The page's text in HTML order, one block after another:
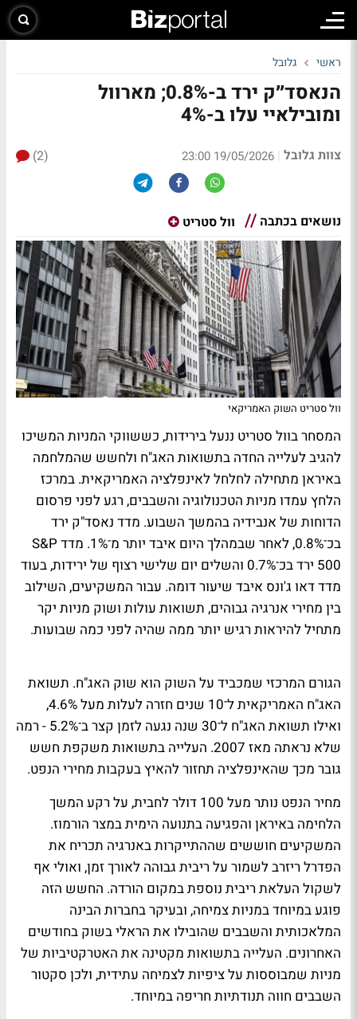
ראשי גלובל
הנאסד״ק ירד ב-0.8%; מארוול
ומובילאיי עלו ב-4%
צוות גלובל |
19/05/2026 23:00
(2)
נושאים בכתבה וול סטריט
וול סטריט השוק האמריקאי
המסחר בוול סטריט ננעל בירידות, כששווקי המניות המשיכו
להגיב לעלייה החדה בתשואות האג"ח ולחשש שהמלחמה
באיראן מתחילה לחלחל לאינפלציה האמריקאית. במרכז
הלחץ עמדו מניות הטכנולוגיה והשבבים, רגע לפני פרסום
הדוחות של אנבידיה בהמשך השבוע. מדד נאסד"ק ירד
בכ־0.8%, לאחר שבמהלך היום איבד יותר מ־1%. מדד S&P
500 ירד בכ־0.7% והשלים יום שלישי רצוף של ירידות, בעוד
מדד דאו ג'ונס איבד שיעור דומה. עבור המשקיעים, השילוב
בין מחירי אנרגיה גבוהים, תשואות עולות ושוק מניות יקר
מתחיל להיראות רגיש יותר ממה שהיה לפני כמה שבועות.
הגורם המרכזי שמכביד על השוק הוא שוק האג"ח. תשואת
האג"ח האמריקאית ל־10 שנים חזרה לעלות מעל 4.6%,
ואילו תשואת האג"ח ל־30 שנה נגעה לזמן קצר ב־5.2% - רמה
שלא נראתה מאז 2007. העלייה בתשואות משקפת חשש
גובר מכך שהאינפלציה תחזור להאיץ בעקבות מחירי הנפט.
מחיר הנפט נותר מעל 100 דולר לחבית, על רקע המשך
הלחימה באיראן והפגיעה בתנועה הימית במצר הורמוז.
המשקיעים חוששים שההתייקרות באנרגיה תכריח את
הפדרל ריזרב לשמור על ריבית גבוהה לאורך זמן, ואולי אף
לשקול העלאת ריבית נוספת במקום הורדה. החשש הזה
פוגע במיוחד במניות צמיחה, ובעיקר בחברות הבינה
המלאכותית והשבבים שהובילו את הראלי בשוק בחודשים
האחרונים. העלייה בתשואות מקטינה את האטרקטיביות של
מניות שמבוססות על ציפיות לצמיחה עתידית, ולכן סקטור
השבבים חווה תנודתיות חריפה במיוחד.